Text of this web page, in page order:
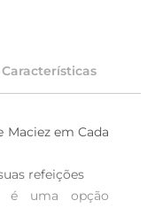
Características
Maciez em Cada
refeições
é uma opção